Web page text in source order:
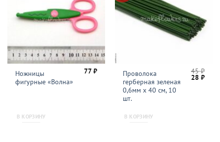
Ножницы
фигурные «Волна»
77₽
В КОРЗИНУ
Проволока
герберная зеленая
0,6мм x 40 см, 10
шт.
45₽
28 ₽
В КОРЗИНУ